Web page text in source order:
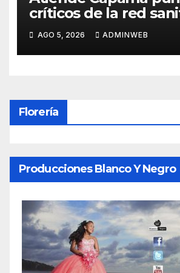
críticos de la red
la zona Diamante
AGO 5, 2026 ADMINWEB
Florería
Producciones Blanco Y Negro